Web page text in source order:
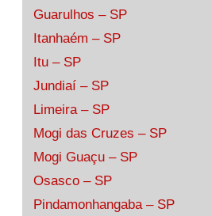
Guarulhos – SP
Itanhaém – SP
Itu – SP
Jundiaí – SP
Limeira – SP
Mogi das Cruzes – SP
Mogi Guaçu – SP
Osasco – SP
Pindamonhangaba – SP